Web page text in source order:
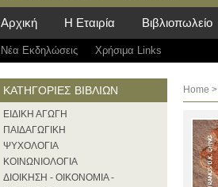
Αρχική Η Εταιρία Βιβλιοπωλείο
Νέα Eκδηλώσεις Χρήσιμα Links
ΚΑΤΗΓΟΡΙΕΣ ΒΙΒΛΙΩΝ
ΕΙΔΙΚΗ ΑΓΩΓΗ
ΠΑΙΔΑΓΩΓΙΚΗ
ΨΥΧΟΛΟΓΙΑ
ΚΟΙΝΩΝΙΟΛΟΓΙΑ
ΔΙΟΙΚΗΣΗ - ΟΙΚΟΝΟΜΙΑ -
Home >